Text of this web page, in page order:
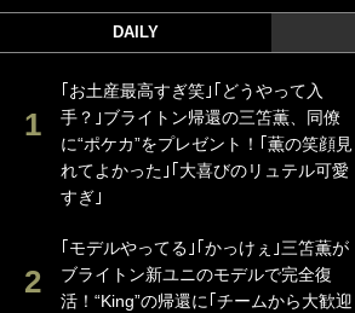
DAILY
｢お土産最高すぎ笑｣｢どうやって入
手？｣ブライトン帰還の三笘薫、同僚
に“ポケカ”をプレゼント！｢薫の笑顔見
れてよかった｣｢大喜びのリュテル可愛
すぎ｣
｢モデルやってる｣｢かっけぇ｣三笘薫が
ブライトン新ユニのモデルで完全復
活！“King”の帰還に｢チームから大歓迎